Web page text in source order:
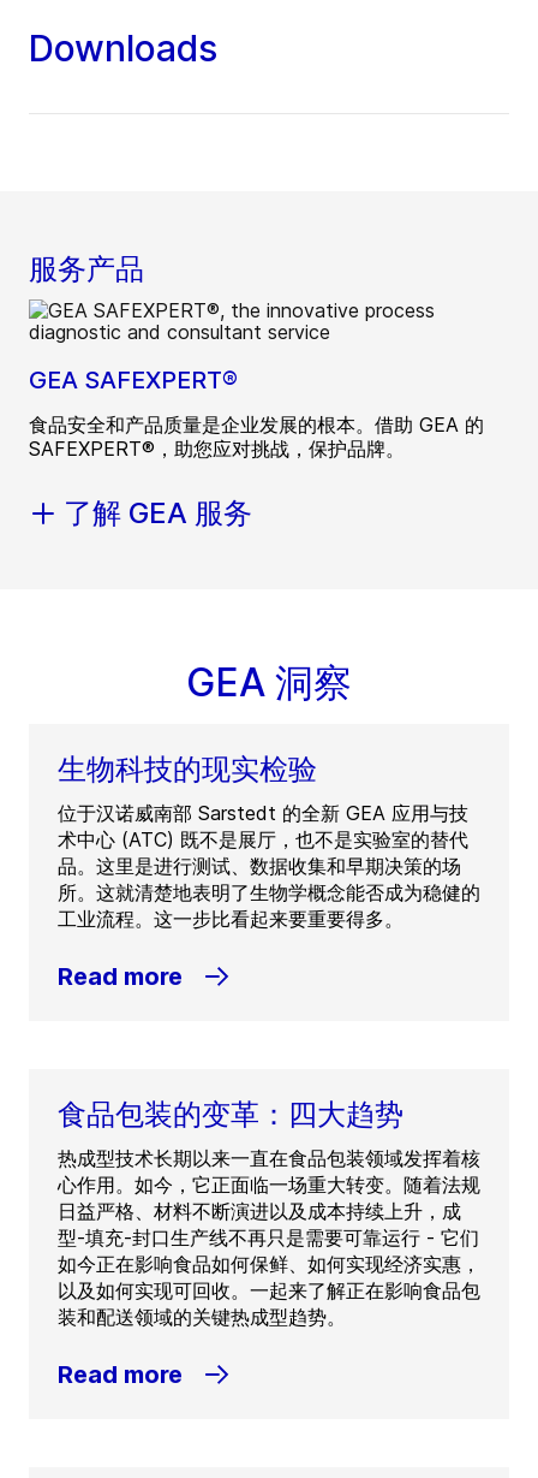
Downloads
服务产品
GEA SAFEXPERT®
食品安全和产品质量是企业发展的根本。借助 GEA 的
SAFEXPERT®，助您应对挑战，保护品牌。
了解 GEA 服务
GEA 洞察
生物科技的现实检验
位于汉诺威南部 Sarstedt 的全新 GEA 应用与技
术中心 (ATC) 既不是展厅，也不是实验室的替代
品。这里是进行测试、数据收集和早期决策的场
所。这就清楚地表明了生物学概念能否成为稳健的
工业流程。这一步比看起来要重要得多。
Read more
食品包装的变革：四大趋势
热成型技术长期以来一直在食品包装领域发挥着核
心作用。如今，它正面临一场重大转变。随着法规
日益严格、材料不断演进以及成本持续上升，成
型-填充-封口生产线不再只是需要可靠运行 - 它们
如今正在影响食品如何保鲜、如何实现经济实惠，
以及如何实现可回收。一起来了解正在影响食品包
装和配送领域的关键热成型趋势。
Read more